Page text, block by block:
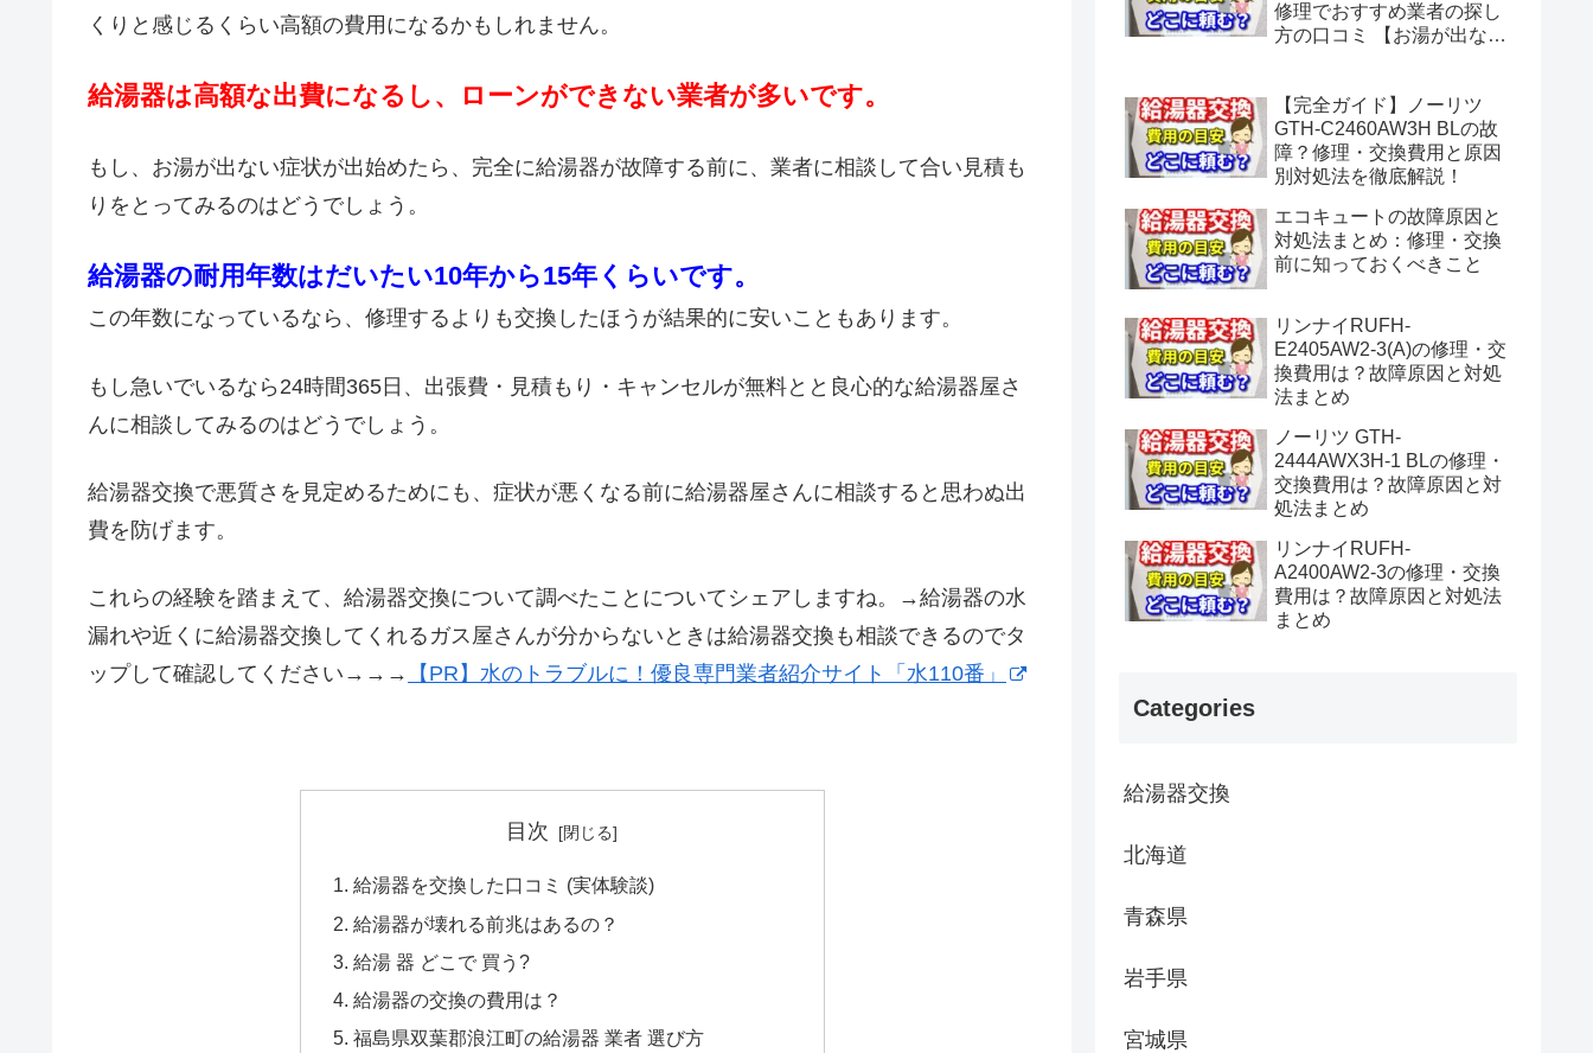
くりと感じるくらい高額の費用になるかもしれません。
給湯器は高額な出費になるし、ローンができない業者が多いです。
もし、お湯が出ない症状が出始めたら、完全に給湯器が故障する前に、業者に相談して合い見積も
りをとってみるのはどうでしょう。
給湯器の耐用年数はだいたい10年から15年くらいです。
この年数になっているなら、修理するよりも交換したほうが結果的に安いこともあります。
もし急いでいるなら24時間365日、出張費・見積もり・キャンセルが無料とと良心的な給湯器屋さ
んに相談してみるのはどうでしょう。
給湯器交換で悪質さを見定めるためにも、症状が悪くなる前に給湯器屋さんに相談すると思わぬ出
費を防げます。
これらの経験を踏まえて、給湯器交換について調べたことについてシェアしますね。→給湯器の水
漏れや近くに給湯器交換してくれるガス屋さんが分からないときは給湯器交換も相談できるのでタ
ップして確認してください→→→
【PR】水のトラブルに！優良専門業者紹介サイト「水110番」
目次
給湯器を交換した口コミ (実体験談)
給湯器が壊れる前兆はあるの？
給湯 器 どこで 買う?
給湯器の交換の費用は？
福島県双葉郡浪江町の給湯器 業者 選び方
修理でおすすめ業者の探し
方の口コミ 【お湯が出ない
【完全ガイド】ノーリツ
GTH-C2460AW3H BLの故
障？修理・交換費用と原因
別対処法を徹底解説！
エコキュートの故障原因と
対処法まとめ：修理・交換
前に知っておくべきこと
リンナイRUFH-
E2405AW2-3(A)の修理・交
換費用は？故障原因と対処
法まとめ
ノーリツ GTH-
2444AWX3H-1 BLの修理・
交換費用は？故障原因と対
処法まとめ
リンナイRUFH-
A2400AW2-3の修理・交換
費用は？故障原因と対処法
まとめ
Categories
給湯器交換
北海道
青森県
岩手県
宮城県